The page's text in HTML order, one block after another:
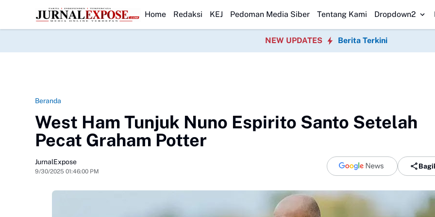
HEADLINE
Rayakan HUT RIDiduga di Menu MBG Ada Gorengan, Wali Murid SDN Pasirwalang Kecewa SEKBER FAHMI Desak Polrestabes Medan
Home Redaksi KEJ Pedoman Media Siber Tentang Kami Dropdown2
NEW UPDATES Berita Terkini
Beranda
West Ham Tunjuk Nuno Espirito Santo Setelah
Pecat Graham Potter
JurnalExpose
9/30/2025 01:46:00 PM